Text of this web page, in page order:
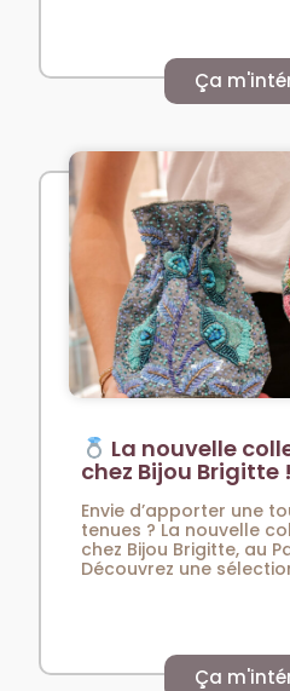
Ça
La nouvelle
chez Bijou Brigitte !
Envie d’apporter une
tenues ? La nouvelle
chez Bijou Brigitte, au
Découvrez une
Ça